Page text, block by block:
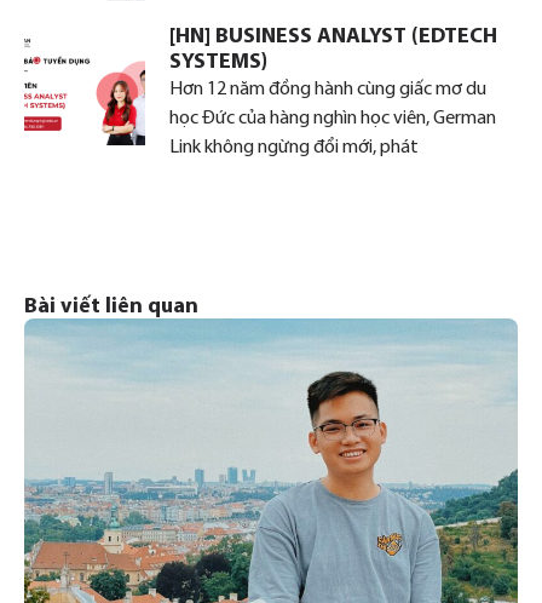
[HN] BUSINESS ANALYST (EDTECH
SYSTEMS)
Hơn 12 năm đồng hành cùng giấc mơ du
học Đức của hàng nghìn học viên, German
Link không ngừng đổi mới, phát
Bài viết liên quan